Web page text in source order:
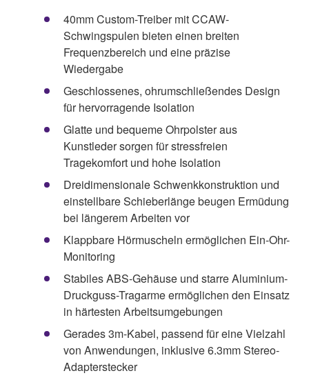
40mm Custom-Treiber mit CCAW-
Schwingspulen bieten einen breiten
Frequenzbereich und eine präzise
Wiedergabe
Geschlossenes, ohrumschließendes Design
für hervorragende Isolation
Glatte und bequeme Ohrpolster aus
Kunstleder sorgen für stressfreien
Tragekomfort und hohe Isolation
Dreidimensionale Schwenkkonstruktion und
einstellbare Schieberlänge beugen Ermüdung
bei längerem Arbeiten vor
Klappbare Hörmuscheln ermöglichen Ein-Ohr-
Monitoring
Stabiles ABS-Gehäuse und starre Aluminium-
Druckguss-Tragarme ermöglichen den Einsatz
in härtesten Arbeitsumgebungen
Gerades 3m-Kabel, passend für eine Vielzahl
von Anwendungen, inklusive 6.3mm Stereo-
Adapterstecker